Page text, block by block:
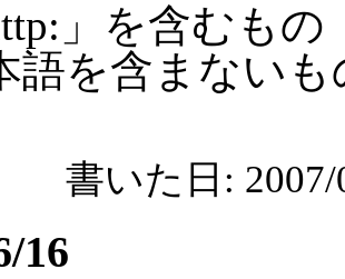
」を含むもの
語を含まない
書いた日:
16